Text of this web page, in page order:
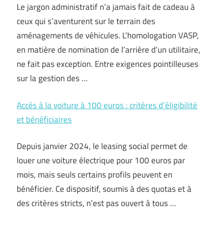
Le jargon administratif n’a jamais fait de cadeau à
ceux qui s’aventurent sur le terrain des
aménagements de véhicules. L’homologation VASP,
en matière de nomination de l’arrière d’un utilitaire,
ne fait pas exception. Entre exigences pointilleuses
sur la gestion des …
Accès à la voiture à 100 euros : critères d’éligibilité
et bénéficiaires
Depuis janvier 2024, le leasing social permet de
louer une voiture électrique pour 100 euros par
mois, mais seuls certains profils peuvent en
bénéficier. Ce dispositif, soumis à des quotas et à
des critères stricts, n’est pas ouvert à tous …